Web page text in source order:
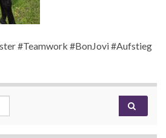
#Teamwork #BonJovi #Aufstieg